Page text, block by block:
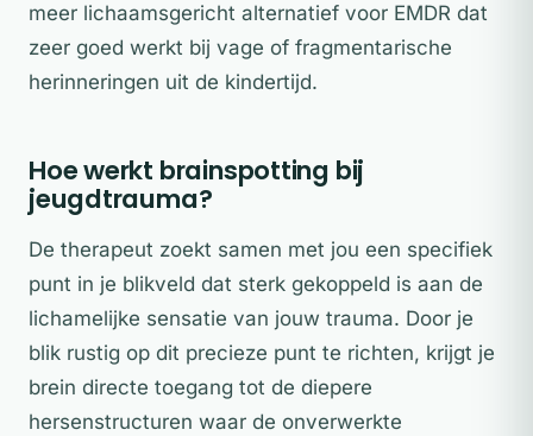
meer lichaamsgericht alternatief voor EMDR dat
zeer goed werkt bij vage of fragmentarische
herinneringen uit de kindertijd.
Hoe werkt brainspotting bij
jeugdtrauma?
De therapeut zoekt samen met jou een specifiek
punt in je blikveld dat sterk gekoppeld is aan de
lichamelijke sensatie van jouw trauma. Door je
blik rustig op dit precieze punt te richten, krijgt je
brein directe toegang tot de diepere
hersenstructuren waar de onverwerkte